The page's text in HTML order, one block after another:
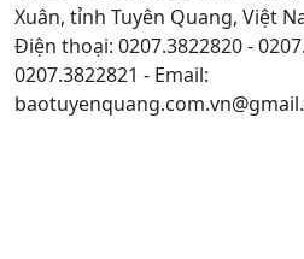
Xuân, tỉnh Tuyên Quang, Việt
Điện thoại: 0207.3822820 -
0207.3822821 - Email: